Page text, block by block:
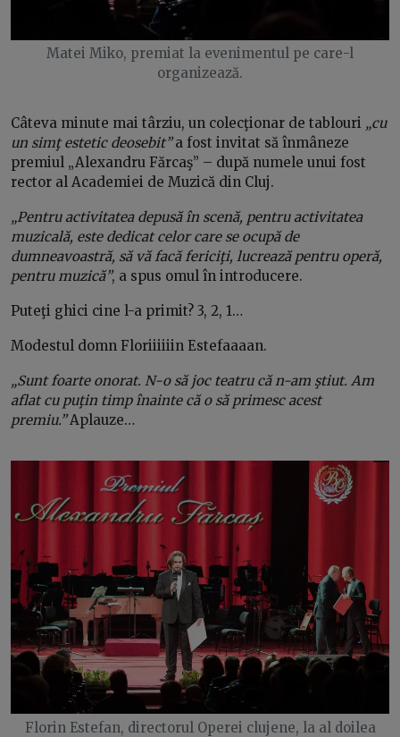
Matei Miko, premiat la evenimentul pe care-l
organizează.
Câteva minute mai târziu, un colecţionar de tablouri „cu
un simţ estetic deosebit”a fost invitat să înmâneze
premiul „Alexandru Fărcaş” – după numele unui fost
rector al Academiei de Muzică din Cluj.
„Pentru activitatea depusă în scenă, pentru activitatea
muzicală, este dedicat celor care se ocupă de
dumneavoastră, să vă facă fericiţi, lucrează pentru operă,
pentru muzică”, a spus omul în introducere.
Puteţi ghici cine l-a primit? 3, 2, 1…
Modestul domn Floriiiiiin Estefaaaan.
„Sunt foarte onorat. N-o să joc teatru că n-am ştiut. Am
aflat cu puţin timp înainte că o să primesc acest
premiu.”Aplauze…
Florin Estefan, directorul Operei clujene, la al doilea